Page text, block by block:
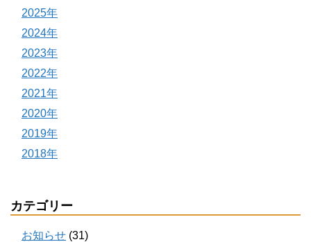
2025年
2024年
2023年
2022年
2021年
2020年
2019年
2018年
カテゴリー
お知らせ (31)